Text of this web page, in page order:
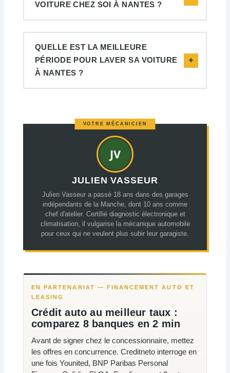
VOITURE CHEZ SOI À NANTES ?
QUELLE EST LA MEILLEURE
PÉRIODE POUR LAVER SA VOITURE
À NANTES ?
JULIEN VASSEUR
Julien Vasseur a passé 18 ans dans des garages
indépendants de la Manche, dont 10 ans comme
chef d'atelier. Certifié diagnostic électronique et
climatisation, il vulgarise la mécanique automobile
pour ceux qui ne veulent plus subir leur garagiste.
EN PARTENARIAT — FINANCEMENT AUTO ET
LEASING
Crédit auto au meilleur taux :
comparez 8 banques en 2 min
Avant de signer chez le concessionnaire, mettez
les offres en concurrence. Creditneto interroge en
une fois Younited, BNP Paribas Personal